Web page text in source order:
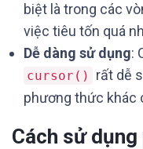
biệt là trong các
việc tiêu tốn quá
Dễ dàng sử dụng:
cursor()
rất dễ
phương thức khác
Cách sử